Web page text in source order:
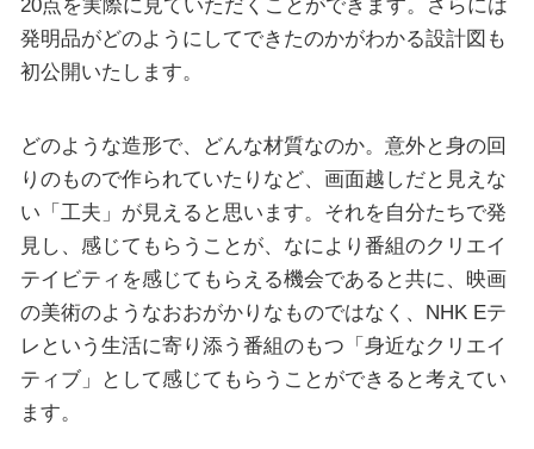
20点を実際に見ていただくことができます。さらには
発明品がどのようにしてできたのかがわかる設計図も
初公開いたします。
どのような造形で、どんな材質なのか。意外と身の回
りのもので作られていたりなど、画面越しだと見えな
い「工夫」が見えると思います。それを自分たちで発
見し、感じてもらうことが、なにより番組のクリエイ
テイビティを感じてもらえる機会であると共に、映画
の美術のようなおおがかりなものではなく、NHK Eテ
レという生活に寄り添う番組のもつ「身近なクリエイ
ティブ」として感じてもらうことができると考えてい
ます。